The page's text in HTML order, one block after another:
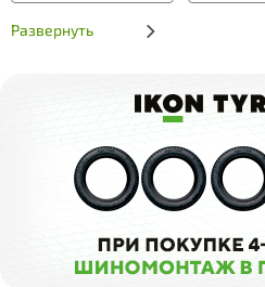
Развернуть